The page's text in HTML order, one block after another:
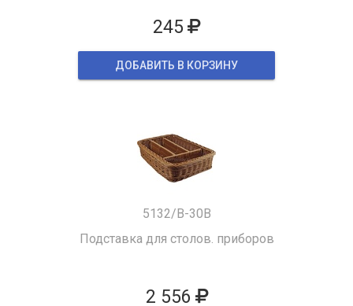
245
ДОБАВИТЬ В КОРЗИНУ
5132/B-30B
Подставка для столов. приборов
2 556